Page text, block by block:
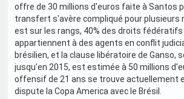
offre de 30 millions d'euros faite à Santos
transfert s'avère compliqué pour plusieurs
est sur les rangs, 40% des droits fédératifs
appartiennent à des agents en conflit
brésilien, et la clause libératoire de Ganso,
jusqu'en 2015, est estimée à 50 millions
offensif de 21 ans se trouve actuellement
dispute la Copa America avec le Brésil.